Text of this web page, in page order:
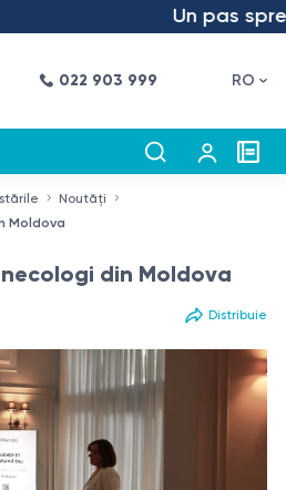
Un pas spre
022 903 999 RO
Noutăți
Moldova
din Moldova
Distribuie